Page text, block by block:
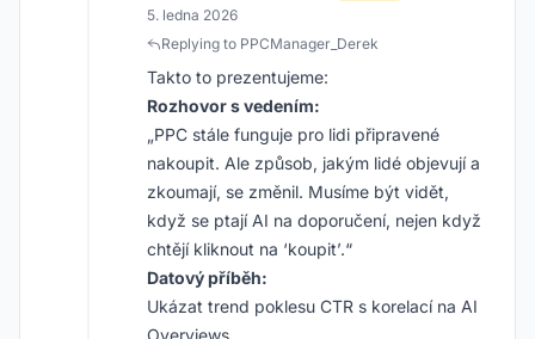
5. ledna 2026
Replying to PPCManager_Derek
Takto to prezentujeme:
Rozhovor s vedením:
„PPC stále funguje pro lidi připravené
nakoupit. Ale způsob, jakým lidé objevují a
zkoumají, se změnil. Musíme být vidět,
když se ptají AI na doporučení, nejen když
chtějí kliknout na ‘koupit’.“
Datový příběh:
Ukázat trend poklesu CTR s korelací na AI
Overviews